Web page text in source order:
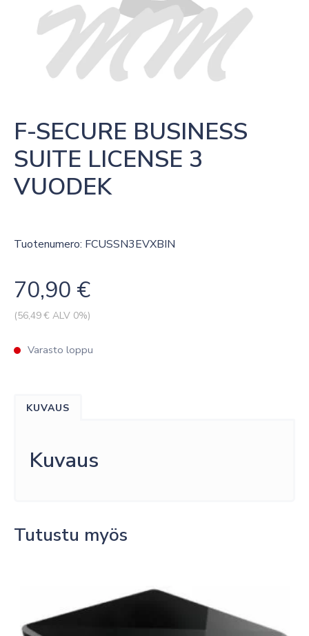
F-SECURE BUSINESS
SUITE LICENSE 3
VUODEK
Tuotenumero: FCUSSN3EVXBIN
70,90 €
(56,49€ ALV 0%)
Varasto loppu
KUVAUS
Kuvaus
Tutustu myös